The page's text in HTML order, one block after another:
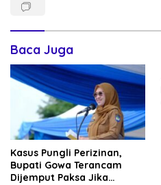
Baca Juga
Kasus Pungli Perizinan,
Bupati Gowa Terancam
Dijemput Paksa Jika